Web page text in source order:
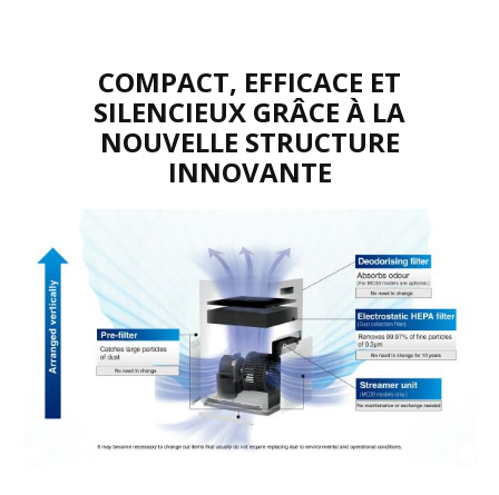
COMPACT, EFFICACE ET
SILENCIEUX GRÂCE À LA
NOUVELLE STRUCTURE
INNOVANTE